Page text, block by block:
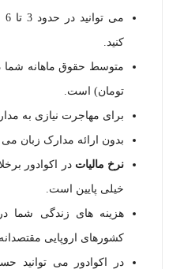
کنید.
تومان) است.
برای مهاجرت نیازی به
بدون ارائه مدارک زبان می
نرخ مالیات در اکوادور
خیلی پایین است.
هزینه های زندگی شما در
کشورهای اروپایی
در اکوادور می توانید